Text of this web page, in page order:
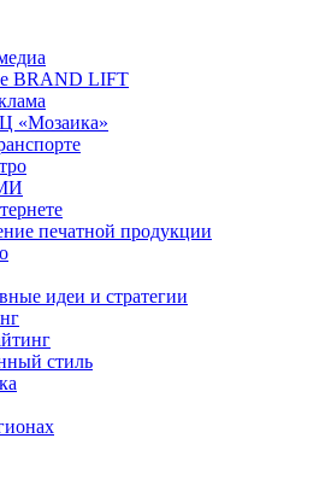
BRAND LIFT
«Мозаика»
печатной продукции
идеи и стратегии
стиль